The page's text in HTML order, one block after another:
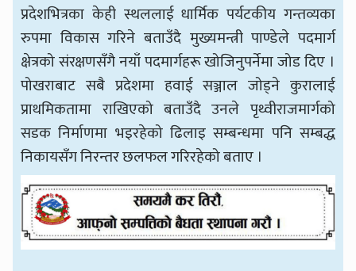
प्रदेशभित्रका केही स्थललाई धार्मिक पर्यटकीय गन्तव्यका
रुपमा विकास गरिने बताउँदै मुख्यमन्त्री पाण्डेले पदमार्ग
क्षेत्रको संरक्षणसँगै नयाँ पदमार्गहरू खोजिनुपर्नेमा जोड दिए ।
पोखराबाट सबै प्रदेशमा हवाई सञ्जाल जोड्ने कुरालाई
प्राथमिकतामा राखिएको बताउँदै उनले पृथ्वीराजमार्गको
सडक निर्माणमा भइरहेको ढिलाइ सम्बन्धमा पनि सम्बद्ध
निकायसँग निरन्तर छलफल गरिरहेको बताए ।